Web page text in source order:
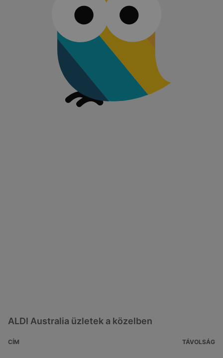
ALDI Australia üzletek a közelben
CÍM TÁVOLSÁG